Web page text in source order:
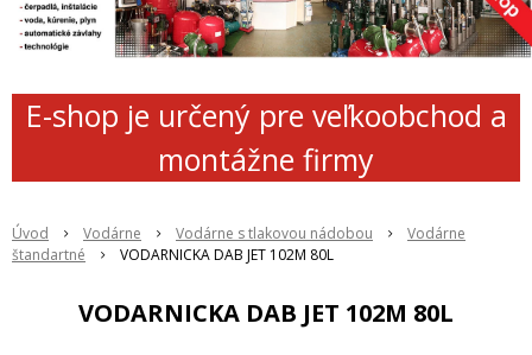
E-shop je určený pre veľkoobchod a
montážne firmy
Úvod Vodárne Vodárne s tlakovou nádobou
Vodárne
štandartné
VODARNICKA DAB JET 102M 80L
VODARNICKA DAB JET 102M 80L